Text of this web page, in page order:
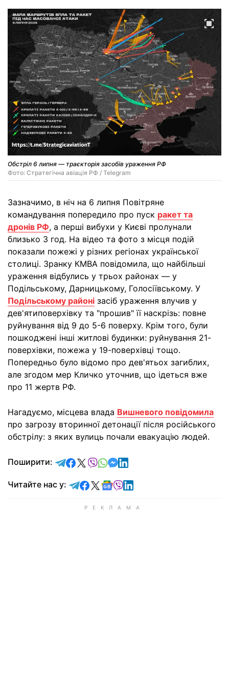
Обстріл 6 липня — траєкторія засобів ураження РФ
Фото: Стратегічна авіація РФ / Telegram
Зазначимо, в ніч на 6 липня Повітряне
командування попередило про пуск ракет та
дронів РФ, а перші вибухи у Києві пролунали
близько 3 год. На відео та фото з місця подій
показали пожежі у різних регіонах української
столиці. Зранку КМВА повідомила, що найбільші
ураження відбулись у трьох районах — у
Подільському, Дарницькому, Голосіївському. У
Подільському районі засіб ураження влучив у
дев'ятиповерхівку та "прошив" її наскрізь: повне
руйнування від 9 до 5-6 поверху. Крім того, були
пошкоджені інші житлові будинки: руйнування 21-
поверхівки, пожежа у 19-поверхівці тощо.
Попередньо було відомо про дев'ятьох загиблих,
але згодом мер Кличко уточнив, що ідеться вже
про 11 жертв РФ.
Нагадуємо, місцева влада Вишневого повідомила
про загрозу вторинної детонації після російського
обстрілу: з яких вулиць почали евакуацію людей.
Поширити: відправити у Telegram
поділитись у Facebook
поділитись у X
відправити у Viber
відправити у Whatsapp
відправити у Messenger
відправити у LinkedIn
Читайте нас у: Читайте у Telegram
Читайте у Facebook
Читайте у X
Читайте у Google news
Читайте у Viber
Читайте у LinkedIn